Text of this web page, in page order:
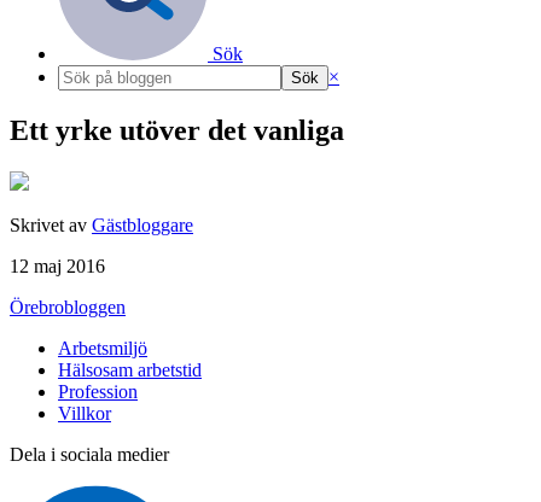
Sök
×
Ett yrke utöver det vanliga
Skrivet av Gästbloggare
12 maj 2016
Örebrobloggen
Arbetsmiljö
Hälsosam arbetstid
Profession
Villkor
Dela i sociala medier